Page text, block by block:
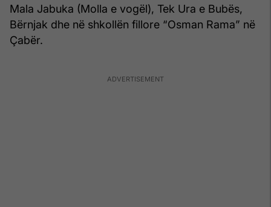
Mala Jabuka (Molla e vogël), Tek Ura e Bubës,
Bërnjak dhe në shkollën fillore “Osman Rama” në
Çabër.